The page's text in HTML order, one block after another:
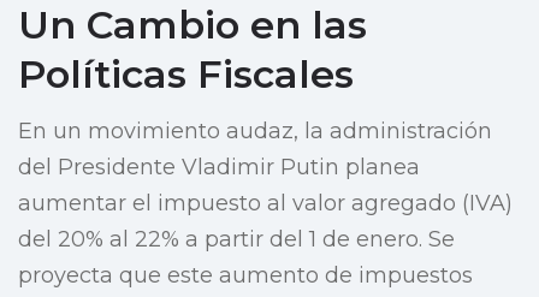
Un Cambio en las
Políticas Fiscales
En un movimiento audaz, la administración
del Presidente Vladimir Putin planea
aumentar el impuesto al valor agregado (IVA)
del 20% al 22% a partir del 1 de enero. Se
proyecta que este aumento de impuestos